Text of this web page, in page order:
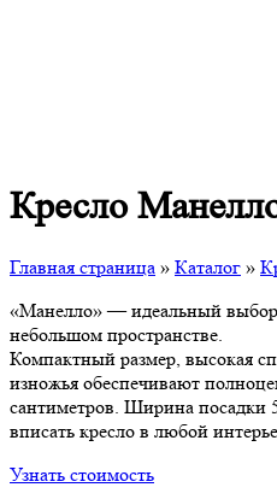
Кресло
Главная страница » Каталог »
«Манелло» — идеальный выбор
небольшом пространстве.
Компактный размер, высокая
изножья обеспечивают
сантиметров. Ширина посадки
вписать кресло в любой
Узнать стоимость